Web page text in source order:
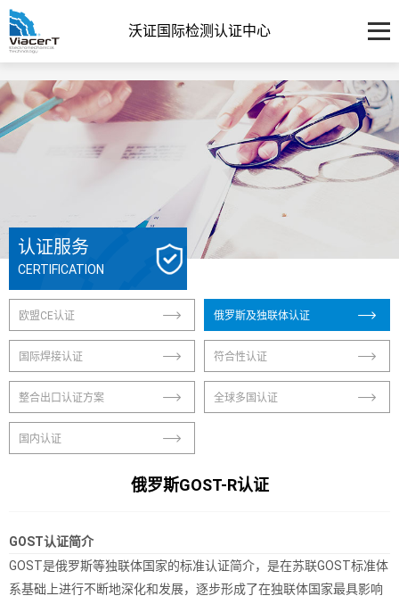
沃证国际检测认证中心
认证服务
CERTIFICATION
欧盟CE认证 俄罗斯及独联体认证
国际焊接认证 符合性认证
整合出口认证方案 全球多国认证
国内认证
俄罗斯GOST-R认证
GOST认证简介
GOST是俄罗斯等独联体国家的标准认证简介，是在苏联GOST标准体
系基础上进行不断地深化和发展，逐步形成了在独联体国家最具影响